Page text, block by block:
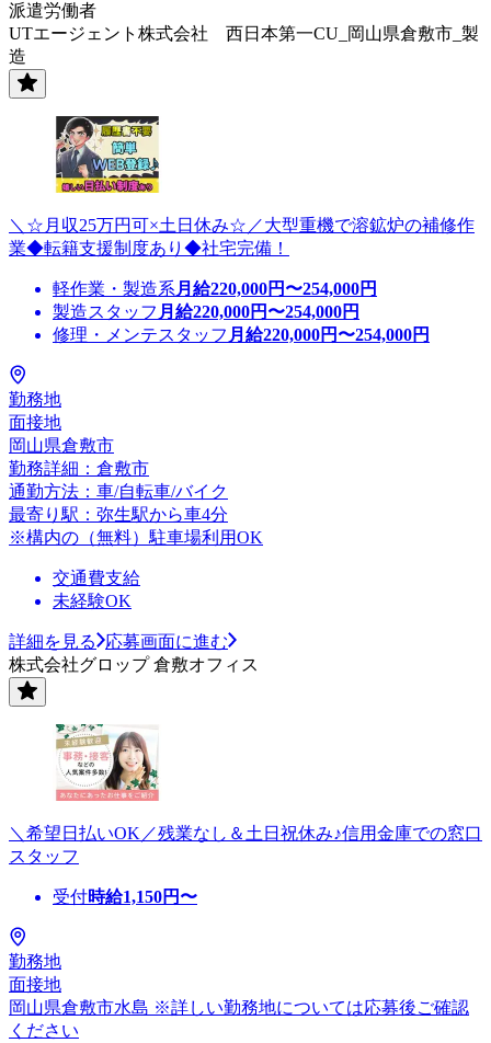
派遣労働者
UTエージェント株式会社 西日本第一CU_岡山県倉敷市_製
造
＼☆月収25万円可×土日休み☆／大型重機で溶鉱炉の補修作
業◆転籍支援制度あり◆社宅完備！
軽作業・製造系 月給220,000円〜254,000円
製造スタッフ 月給220,000円〜254,000円
修理・メンテスタッフ 月給220,000円〜254,000円
勤務地
面接地
岡山県倉敷市
勤務詳細：倉敷市
通勤方法：車/自転車/バイク
最寄り駅：弥生駅から車4分
※構内の（無料）駐車場利用OK
交通費支給
未経験OK
詳細を見る
応募画面に進む
株式会社グロップ 倉敷オフィス
＼希望日払いOK／残業なし＆土日祝休み♪信用金庫での窓口
スタッフ
受付時給1,150円〜
勤務地
面接地
岡山県倉敷市水島 ※詳しい勤務地については応募後ご確認
ください